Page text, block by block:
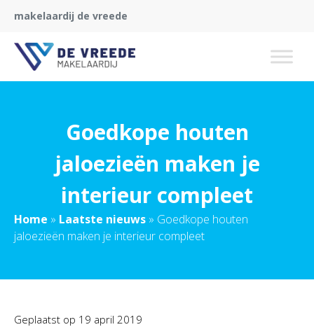
makelaardij de vreede
Goedkope houten
jaloezieën maken je
interieur compleet
Home » Laatste nieuws » Goedkope houten
jaloezieën maken je interieur compleet
Geplaatst op 19 april 2019